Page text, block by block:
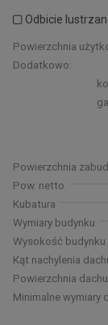
Odbicie
Powierzchnia
Dodatkowo:
Powierzchnia
Pow. netto
Kubatura
Wymiary budynku
Wysokość budynku
Kąt nachylenia
Powierzchnia dachu
Minimalne wymiary